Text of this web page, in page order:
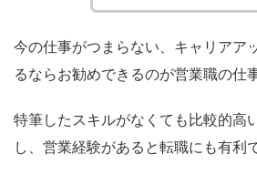
今の仕事がつまらない、キャリアア
るならお勧めできるのが営業職の仕事
特筆したスキルがなくても比較的高
し、営業経験があると転職にも有利